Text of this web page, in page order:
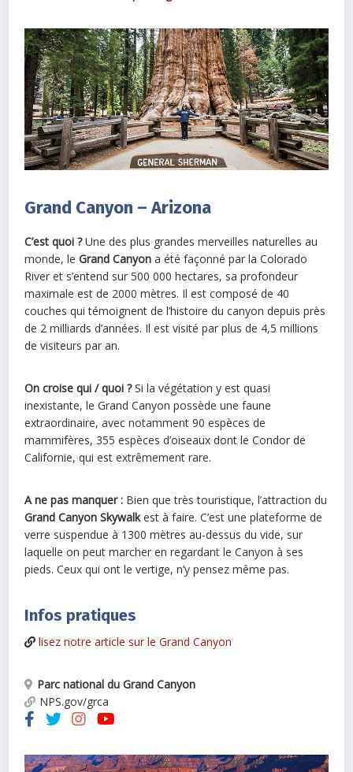
Grand Canyon – Arizona
C’est quoi ?Une des plus grandes merveilles naturelles au
monde, leGrand Canyon a été façonné par la Colorado
River et s’entend sur 500 000 hectares, sa profondeur
maximale est de 2000 mètres. Il est composé de 40
couches qui témoignent de l’histoire du canyon depuis près
de 2 milliards d’années. Il est visité par plus de 4,5 millions
de visiteurs par an.
On croise qui / quoi ?Si la végétation y est quasi
inexistante, le Grand Canyon possède une faune
extraordinaire, avec notamment 90 espèces de
mammifères, 355 espèces d’oiseaux dont le Condor de
Californie, qui est extrêmement rare.
A ne pas manquer : Bien que très touristique, l’attraction du
Grand Canyon Skywalkest à faire. C’est une plateforme de
verre suspendue à 1300 mètres au-dessus du vide, sur
laquelle on peut marcher en regardant le Canyon à ses
pieds. Ceux qui ont le vertige, n’y pensez même pas.
Infos pratiques
lisez notre article sur le Grand Canyon
Parc national du Grand Canyon
NPS.gov/grca